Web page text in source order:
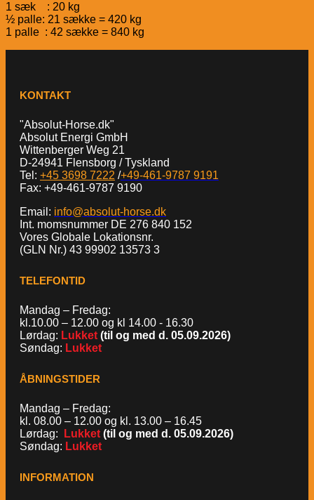
1 sæk : 20 kg
½ palle: 21 sække = 420 kg
1 palle : 42 sække = 840 kg
KONTAKT
"Absolut-Horse.dk"
Absolut Energi GmbH
Wittenberger Weg 21
D-24941 Flensborg / Tyskland
Tel: +45 3698 7222 /+49-461-9787 9191
Fax: +49-461-9787 9190
Email: info@absolut-horse.dk
Int. momsnummer DE 276 840 152
Vores Globale Lokationsnr.
(GLN Nr.) 43 99902 13573 3
TELEFONTID
Mandag – Fredag:
kl.10.00 – 12.00 og kl 14.00 - 16.30
Lørdag: Lukket (til og med d. 05.09.2026)
Søndag: Lukket
ÅBNINGSTIDER
Mandag – Fredag:
kl. 08.00 – 12.00 og kl. 13.00 – 16.45
Lørdag:
Lukket (til og med d. 05.09.2026)
Søndag: Lukket
INFORMATION